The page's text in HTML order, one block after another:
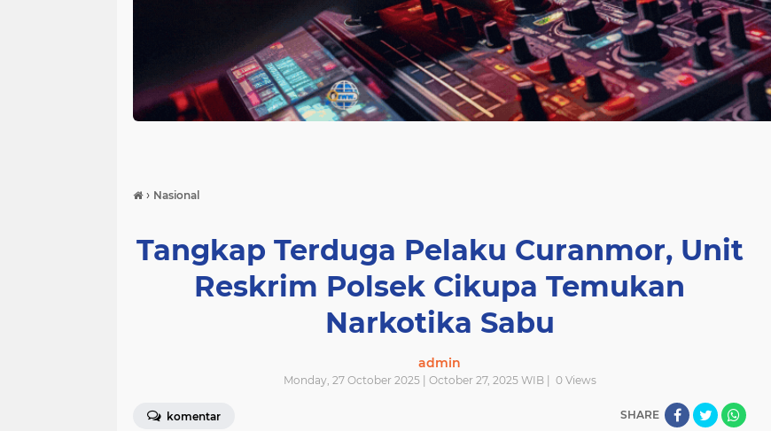
› Nasional
Tangkap Terduga Pelaku Curanmor, Unit
Reskrim Polsek Cikupa Temukan
Narkotika Sabu
admin
Monday, 27 October 2025 | October 27, 2025 WIB | 0Views
komentar SHARE